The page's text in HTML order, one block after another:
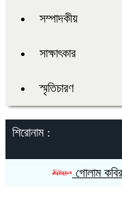
সম্পাদকীয়
সাক্ষাৎকার
স্মৃতিচারণ
শিরোনাম :
গোলাম কবির এর